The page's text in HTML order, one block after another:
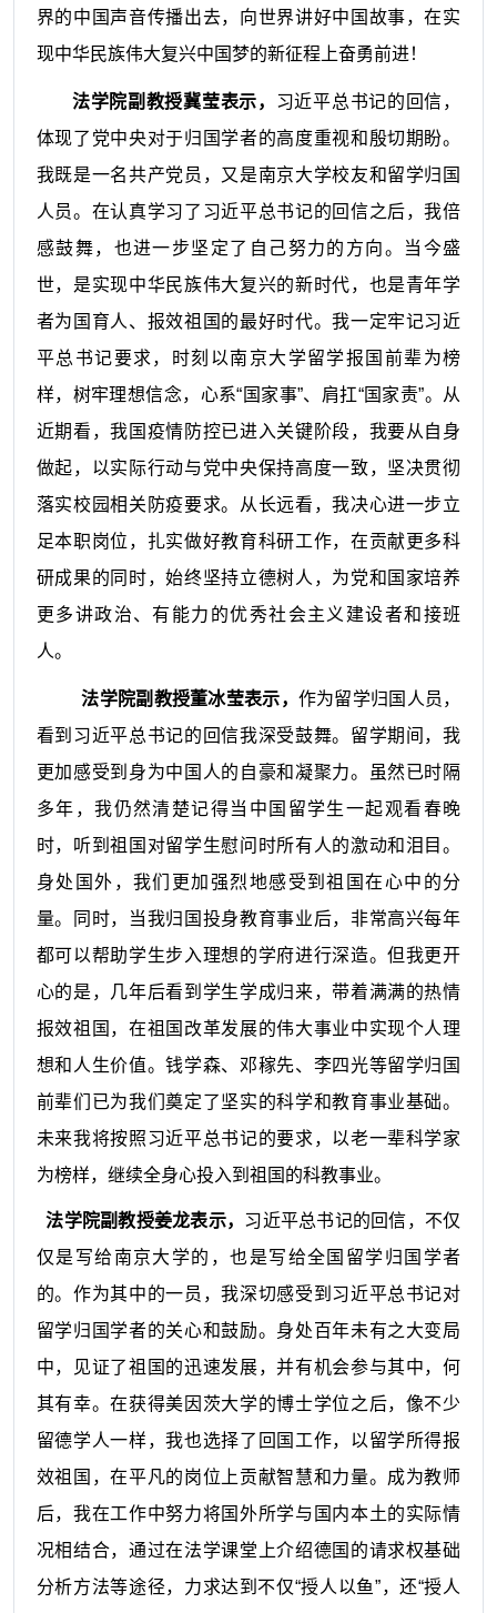
界的中国声音传播出去，向世界讲好中国故事，在实
现中华民族伟大复兴中国梦的新征程上奋勇前进！
法学院副教授冀莹表示， 习近平总书记的回信，
体现了党中央对于归国学者的高度重视和殷切期盼。
我既是一名共产党员，又是南京大学校友和留学归国
人员。在认真学习了习近平总书记的回信之后，我倍
感鼓舞，也进一步坚定了自己努力的方向。当今盛
世，是实现中华民族伟大复兴的新时代，也是青年学
者为国育人、报效祖国的最好时代。我一定牢记习近
平总书记要求，时刻以南京大学留学报国前辈为榜
样，树牢理想信念，心系“国家事”、肩扛“国家责”。从
近期看，我国疫情防控已进入关键阶段，我要从自身
做起，以实际行动与党中央保持高度一致，坚决贯彻
落实校园相关防疫要求。从长远看，我决心进一步立
足本职岗位，扎实做好教育科研工作，在贡献更多科
研成果的同时，始终坚持立德树人，为党和国家培养
更多讲政治、有能力的优秀社会主义建设者和接班
人。
法学院副教授董冰莹表示， 作为留学归国人员，
看到习近平总书记的回信我深受鼓舞。留学期间，我
更加感受到身为中国人的自豪和凝聚力。虽然已时隔
多年，我仍然清楚记得当中国留学生一起观看春晚
时，听到祖国对留学生慰问时所有人的激动和泪目。
身处国外，我们更加强烈地感受到祖国在心中的分
量。同时，当我归国投身教育事业后，非常高兴每年
都可以帮助学生步入理想的学府进行深造。但我更开
心的是，几年后看到学生学成归来，带着满满的热情
报效祖国，在祖国改革发展的伟大事业中实现个人理
想和人生价值。钱学森、邓稼先、李四光等留学归国
前辈们已为我们奠定了坚实的科学和教育事业基础。
未来我将按照习近平总书记的要求，以老一辈科学家
为榜样，继续全身心投入到祖国的科教事业。
法学院副教授姜龙表示， 习近平总书记的回信，不仅
仅是写给南京大学的，也是写给全国留学归国学者
的。作为其中的一员，我深切感受到习近平总书记对
留学归国学者的关心和鼓励。身处百年未有之大变局
中，见证了祖国的迅速发展，并有机会参与其中，何
其有幸。在获得美因茨大学的博士学位之后，像不少
留德学人一样，我也选择了回国工作，以留学所得报
效祖国，在平凡的岗位上贡献智慧和力量。成为教师
后，我在工作中努力将国外所学与国内本土的实际情
况相结合，通过在法学课堂上介绍德国的请求权基础
分析方法等途径，力求达到不仅“授人以鱼”，还“授人